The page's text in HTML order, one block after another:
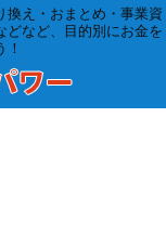
換え・おまとめ・事業資
どなど、目的別にお金を